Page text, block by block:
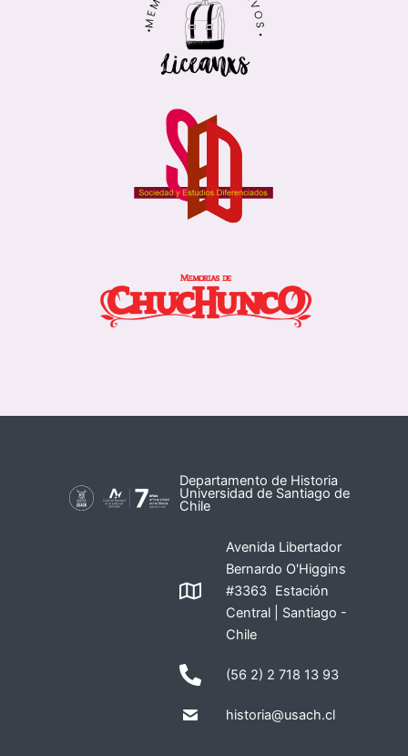
Departamento de Historia
Universidad de Santiago de
Chile
Avenida Libertador
Bernardo O'Higgins
#3363 Estación
Central | Santiago -
Chile
(56 2) 2 718 13 93
historia@usach.cl